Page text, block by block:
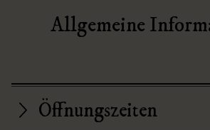
Allgemeine
Öffnungszeiten